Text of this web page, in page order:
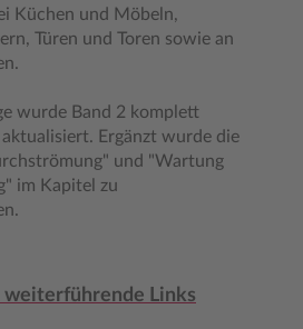
Küchen und Möbeln,
Türen und Toren sowie an
wurde Band 2 komplett
Ergänzt wurde die
und "Wartung
im Kapitel zu
weiterführende Links